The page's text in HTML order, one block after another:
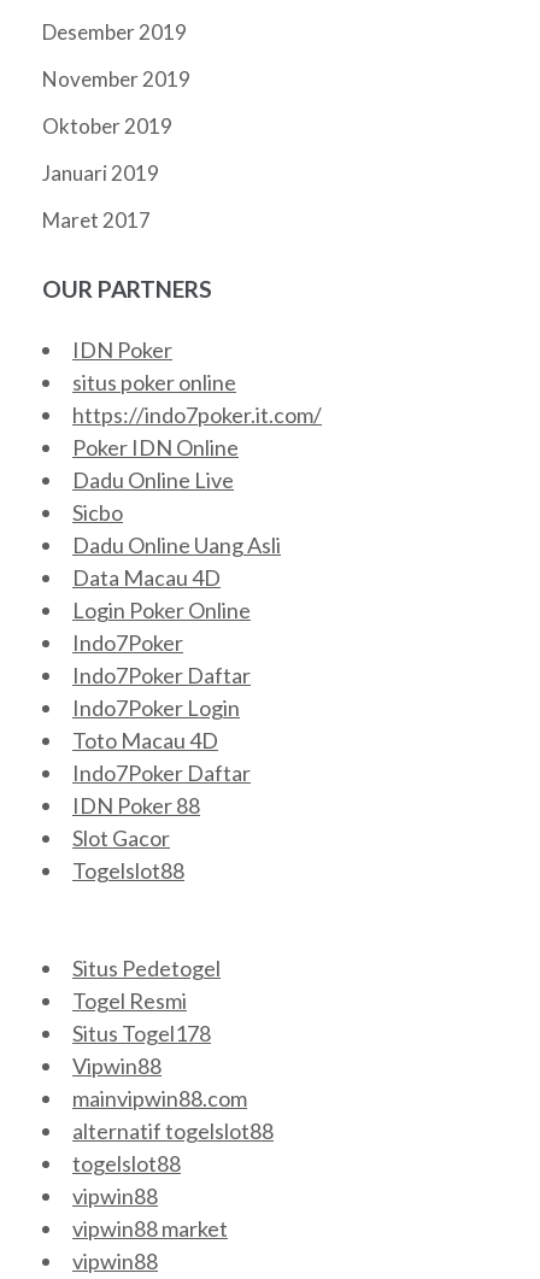
Desember 2019
November 2019
Oktober 2019
Januari 2019
Maret 2017
OUR PARTNERS
IDN Poker
situs poker online
https://indo7poker.it.com/
Poker IDN Online
Dadu Online Live
Sicbo
Dadu Online Uang Asli
Data Macau 4D
Login Poker Online
Indo7Poker
Indo7Poker Daftar
Indo7Poker Login
Toto Macau 4D
Indo7Poker Daftar
IDN Poker 88
Slot Gacor
Togelslot88
Situs Pedetogel
Togel Resmi
Situs Togel178
Vipwin88
mainvipwin88.com
alternatif togelslot88
togelslot88
vipwin88
vipwin88 market
vipwin88